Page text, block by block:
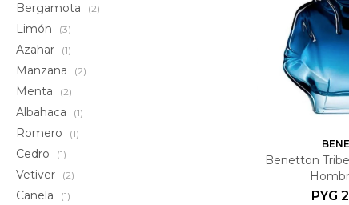
Benetton
PYG
Bergamota (2)
Limón (3)
Azahar (1)
Manzana (2)
Menta (2)
Albahaca (1)
Romero (1)
Cedro (1)
Vetiver (2)
Canela (1)